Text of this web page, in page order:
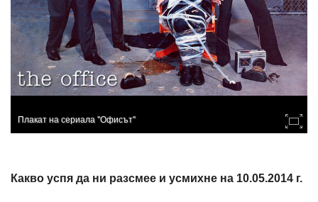
Плакат на сериала "Офисът"
Какво успя да ни разсмее и усмихне на 10.05.2014 г.